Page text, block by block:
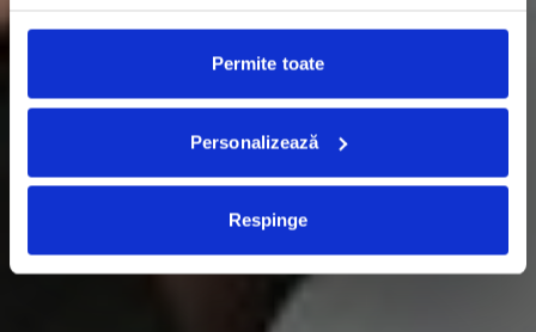
Permite toate
Personalizează
Respinge